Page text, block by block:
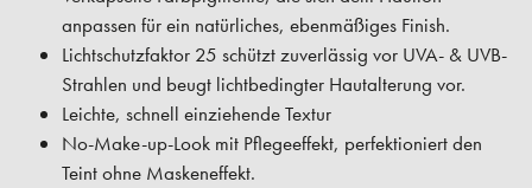
anpassen für ein natürliches, ebenmäßiges Finish.
Lichtschutzfaktor 25 schützt zuverlässig vor UVA- & UVB-
Strahlen und beugt lichtbedingter Hautalterung vor.
Leichte, schnell einziehende Textur
No-Make-up-Look mit Pflegeeffekt, perfektioniert den
Teint ohne Maskeneffekt.